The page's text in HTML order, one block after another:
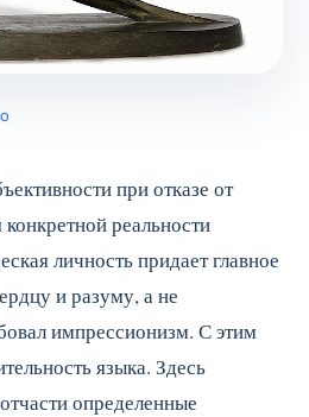
при отказе от
реальности
личность придает главное
и разуму, а не
импрессионизм. С этим
языка. Здесь
определенные